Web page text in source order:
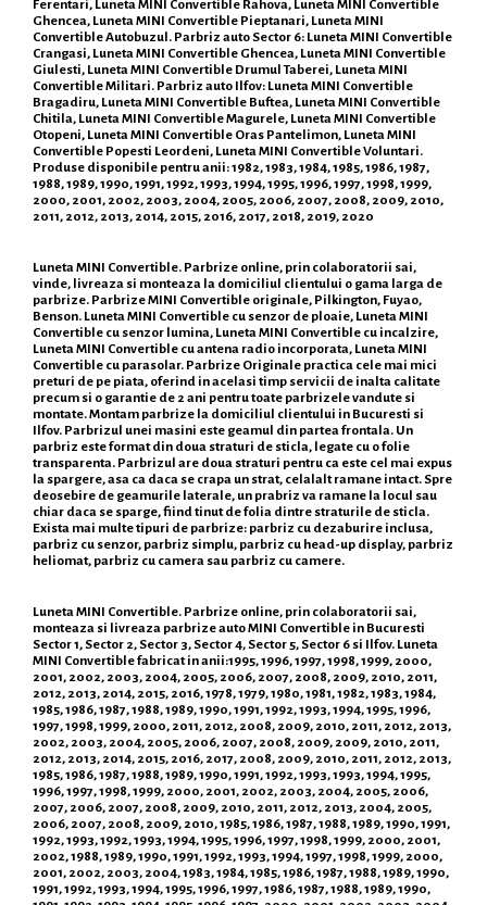
Ferentari, Luneta MINI Convertible Rahova, Luneta MINI Convertible
Ghencea, Luneta MINI Convertible Pieptanari, Luneta MINI
Convertible Autobuzul. Parbriz auto Sector 6: Luneta MINI Convertible
Crangasi, Luneta MINI Convertible Ghencea, Luneta MINI Convertible
Giulesti, Luneta MINI Convertible Drumul Taberei, Luneta MINI
Convertible Militari. Parbriz auto Ilfov: Luneta MINI Convertible
Bragadiru, Luneta MINI Convertible Buftea, Luneta MINI Convertible
Chitila, Luneta MINI Convertible Magurele, Luneta MINI Convertible
Otopeni, Luneta MINI Convertible Oras Pantelimon, Luneta MINI
Convertible Popesti Leordeni, Luneta MINI Convertible Voluntari.
Produse disponibile pentru anii: 1982, 1983, 1984, 1985, 1986, 1987,
1988, 1989, 1990, 1991, 1992, 1993, 1994, 1995, 1996, 1997, 1998, 1999,
2000, 2001, 2002, 2003, 2004, 2005, 2006, 2007, 2008, 2009, 2010,
2011, 2012, 2013, 2014, 2015, 2016, 2017, 2018, 2019, 2020
Luneta MINI Convertible. Parbrize online, prin colaboratorii sai,
vinde, livreaza si monteaza la domiciliul clientului o gama larga de
parbrize. Parbrize MINI Convertible originale, Pilkington, Fuyao,
Benson. Luneta MINI Convertible cu senzor de ploaie, Luneta MINI
Convertible cu senzor lumina, Luneta MINI Convertible cu incalzire,
Luneta MINI Convertible cu antena radio incorporata, Luneta MINI
Convertible cu parasolar. Parbrize Originale practica cele mai mici
preturi de pe piata, oferind in acelasi timp servicii de inalta calitate
precum si o garantie de 2 ani pentru toate parbrizele vandute si
montate. Montam parbrize la domiciliul clientului in Bucuresti si
Ilfov. Parbrizul unei masini este geamul din partea frontala. Un
parbriz este format din doua straturi de sticla, legate cu o folie
transparenta. Parbrizul are doua straturi pentru ca este cel mai expus
la spargere, asa ca daca se crapa un strat, celalalt ramane intact. Spre
deosebire de geamurile laterale, un prabriz va ramane la locul sau
chiar daca se sparge, fiind tinut de folia dintre straturile de sticla.
Exista mai multe tipuri de parbrize: parbriz cu dezaburire inclusa,
parbriz cu senzor, parbriz simplu, parbriz cu head-up display, parbriz
heliomat, parbriz cu camera sau parbriz cu camere.
Luneta MINI Convertible. Parbrize online, prin colaboratorii sai,
monteaza si livreaza parbrize auto MINI Convertible in Bucuresti
Sector 1, Sector 2, Sector 3, Sector 4, Sector 5, Sector 6 si Ilfov. Luneta
MINI Convertible fabricat in anii:1995, 1996, 1997, 1998, 1999, 2000,
2001, 2002, 2003, 2004, 2005, 2006, 2007, 2008, 2009, 2010, 2011,
2012, 2013, 2014, 2015, 2016, 1978, 1979, 1980, 1981, 1982, 1983, 1984,
1985, 1986, 1987, 1988, 1989, 1990, 1991, 1992, 1993, 1994, 1995, 1996,
1997, 1998, 1999, 2000, 2011, 2012, 2008, 2009, 2010, 2011, 2012, 2013,
2002, 2003, 2004, 2005, 2006, 2007, 2008, 2009, 2009, 2010, 2011,
2012, 2013, 2014, 2015, 2016, 2017, 2008, 2009, 2010, 2011, 2012, 2013,
1985, 1986, 1987, 1988, 1989, 1990, 1991, 1992, 1993, 1993, 1994, 1995,
1996, 1997, 1998, 1999, 2000, 2001, 2002, 2003, 2004, 2005, 2006,
2007, 2006, 2007, 2008, 2009, 2010, 2011, 2012, 2013, 2004, 2005,
2006, 2007, 2008, 2009, 2010, 1985, 1986, 1987, 1988, 1989, 1990, 1991,
1992, 1993, 1992, 1993, 1994, 1995, 1996, 1997, 1998, 1999, 2000, 2001,
2002, 1988, 1989, 1990, 1991, 1992, 1993, 1994, 1997, 1998, 1999, 2000,
2001, 2002, 2003, 2004, 1983, 1984, 1985, 1986, 1987, 1988, 1989, 1990,
1991, 1992, 1993, 1994, 1995, 1996, 1997, 1986, 1987, 1988, 1989, 1990,